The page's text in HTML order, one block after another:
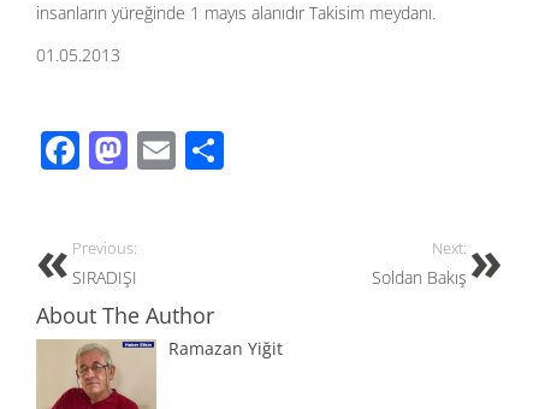
insanların yüreğinde 1 mayıs alanıdır Takisim meydanı.
01.05.2013
F
b
o
o
k
M
d
o
n
E
Previous:
SIRADIŞI
Next:
Soldan Bakış
About The Author
Ramazan Yiğit